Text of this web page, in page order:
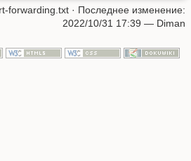
forwarding.txt · Последнее изменение:
2022/10/31 17:39 — Diman